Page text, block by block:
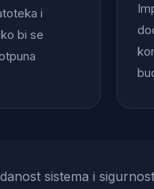
i
bi se
sistema i